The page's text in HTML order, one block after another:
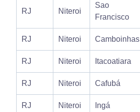
RJ Niteroi
Sao
Francisco
RJ Niteroi Camboinhas
RJ Niteroi Itacoatiara
RJ Niteroi Cafubá
RJ Niteroi Ingá